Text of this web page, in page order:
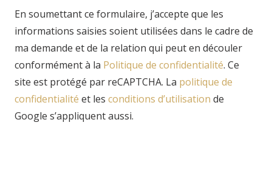
En soumettant ce formulaire, j’accepte que les
informations saisies soient utilisées dans le cadre de
ma demande et de la relation qui peut en découler
conformément à la Politique de confidentialité. Ce
site est protégé par reCAPTCHA. La politique de
confidentialité et les conditions d’utilisation de
Google s’appliquent aussi.